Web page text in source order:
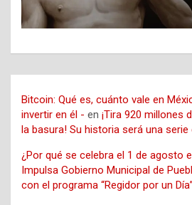
Bitcoin: Qué es, cuánto vale en
invertir en él - en ¡Tira 920 millones
la basura! Su historia será una
¿Por qué se celebra el 1 de agosto
Impulsa Gobierno Municipal de
con el programa “Regidor por un Día”